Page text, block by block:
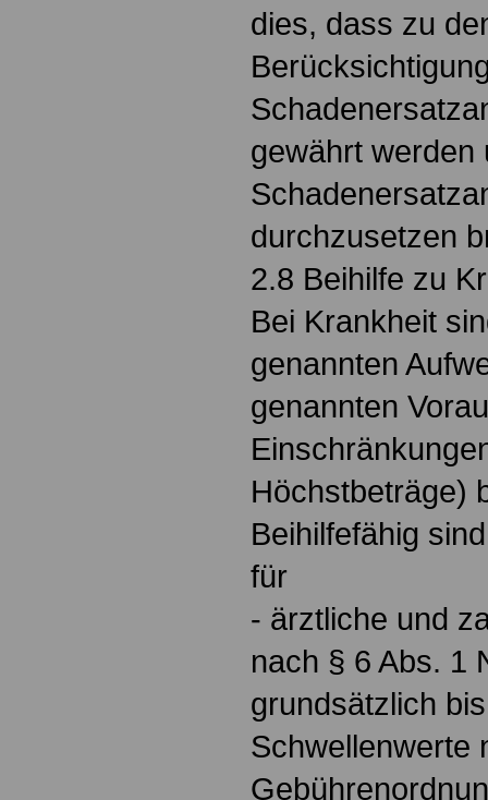
dies, dass zu
gewährt werden
durchzusetzen
2.8 Beihilfe zu
Bei Krankheit
genannten
genannten
Höchstbeträge)
Beihilfefähig
für
- ärztliche und
nach § 6 Abs. 1
grundsätzlich
Schwellenwerte